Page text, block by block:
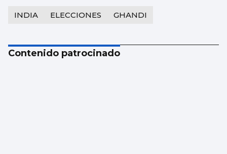
INDIA ELECCIONES GHANDI
Contenido patrocinado